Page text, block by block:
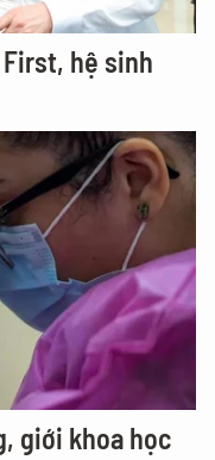
hệ sinh
giới khoa học